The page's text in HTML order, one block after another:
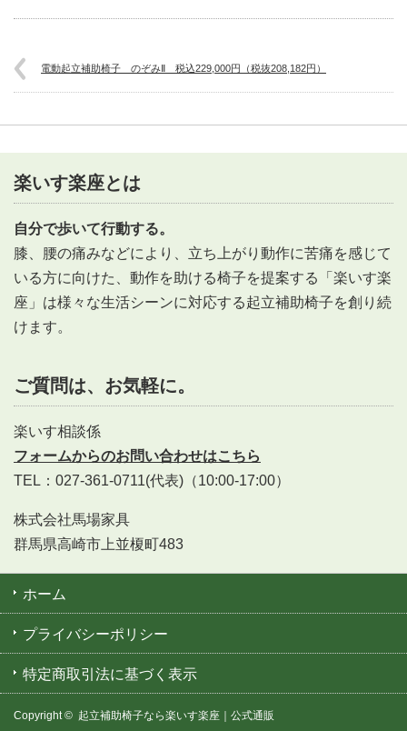
電動起立補助椅子 のぞみⅡ 税込229,000円（税抜208,182円）
楽いす楽座とは
自分で歩いて行動する。
膝、腰の痛みなどにより、立ち上がり動作に苦痛を感じて
いる方に向けた、動作を助ける椅子を提案する「楽いす楽
座」は様々な生活シーンに対応する起立補助椅子を創り続
けます。
ご質問は、お気軽に。
楽いす相談係
フォームからのお問い合わせはこちら
TEL：027-361-0711(代表)（10:00-17:00）
株式会社馬場家具
群馬県高崎市上並榎町483
ホーム
プライバシーポリシー
特定商取引法に基づく表示
Copyright © 起立補助椅子なら楽いす楽座｜公式通販